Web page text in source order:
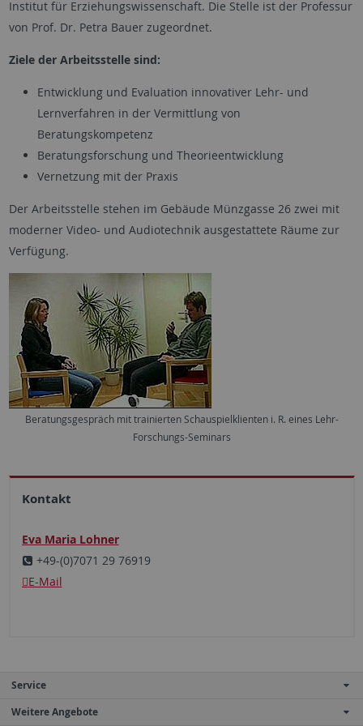
Institut für Erziehungswissenschaft. Die Stelle ist der Professur
von Prof. Dr. Petra Bauer zugeordnet.
Ziele der Arbeitsstelle sind:
Entwicklung und Evaluation innovativer Lehr- und
Lernverfahren in der Vermittlung von
Beratungskompetenz
Beratungsforschung und Theorieentwicklung
Vernetzung mit der Praxis
Der Arbeitsstelle stehen im Gebäude Münzgasse 26 zwei mit
moderner Video- und Audiotechnik ausgestattete Räume zur
Verfügung.
Beratungsgespräch mit trainierten Schauspielklienten i. R. eines Lehr-
Forschungs-Seminars
Kontakt
Eva Maria Lohner
+49-(0)7071 29 76919
E-Mail
Service
Weitere Angebote